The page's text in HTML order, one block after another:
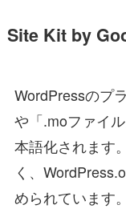
Site Kit by
WordPressのプ
や「.moファイ
本語化されます
く、
められています。